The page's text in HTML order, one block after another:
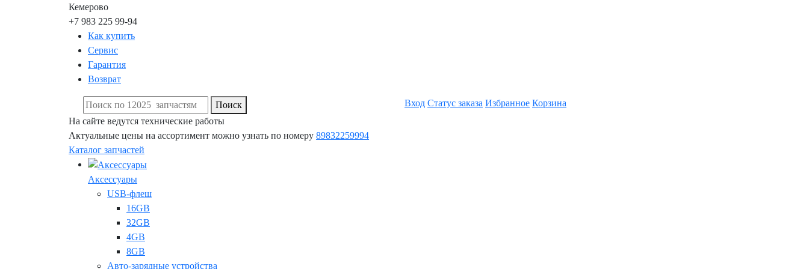
Кемерово
+7 983 225 99-94
Как купить
Сервис
Гарантия
Возврат
Поиск Вход Статус заказа Избранное Корзина
На сайте ведутся технические работы
Актуальные цены на ассортимент можно узнать по номеру 89832259994
Каталог запчастей
Аксессуары
USB-флеш
16GB
32GB
4GB
8GB
Авто-зарядные устройства